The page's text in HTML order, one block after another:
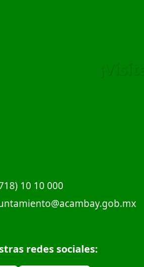
10 10 000
redes sociales: